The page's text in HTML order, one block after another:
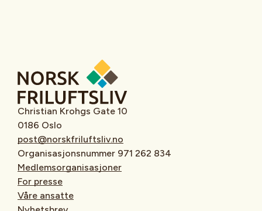
Christian Krohgs Gate 10
0186 Oslo
post@norskfriluftsliv.no
Organisasjonsnummer 971 262 834
Medlemsorganisasjoner
For presse
Våre ansatte